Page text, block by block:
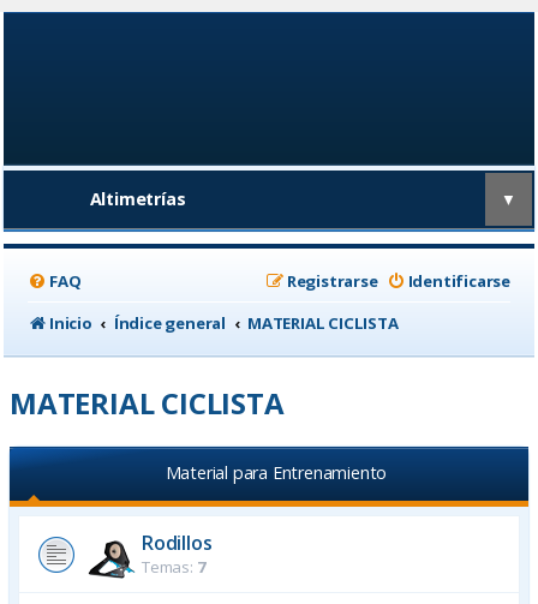
Altimetrías ▼
FAQ Identificarse
Registrarse
Inicio
Índice general MATERIAL CICLISTA
MATERIAL CICLISTA
Material para Entrenamiento
Rodillos
Temas: 7